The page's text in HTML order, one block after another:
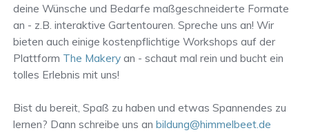
deine Wünsche und Bedarfe maßgeschneiderte Formate
an - z.B. interaktive Gartentouren. Spreche uns an! Wir
bieten auch einige kostenpflichtige Workshops auf der
Plattform The Makeryan - schaut mal rein und bucht ein
tolles Erlebnis mit uns!
Bist du bereit, Spaß zu haben und etwas Spannendes zu
lernen? Dann schreibe uns an bildung@himmelbeet.de